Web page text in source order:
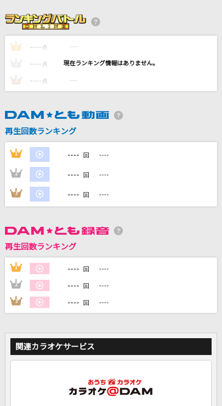
風
コブクロ
片想い
[生音]ハッピーエンドへの期待は
どうにかなっちゃいそう！
NOMELON NOLEMON
DAMの新曲・ランキングなど
DAMに会員登録・ログインして
カラオケをもっと楽しもう！
1 ---- 点 ----
---- 点 ----
3 ---- 点 ----
再生回数ランキング
1 ---- 回 ----
2 ---- 回 ----
3 ---- 回 ----
再生回数ランキング
1 ---- 回 ----
2 ---- 回 ----
3 ---- 回 ----
関連カラオケサービス